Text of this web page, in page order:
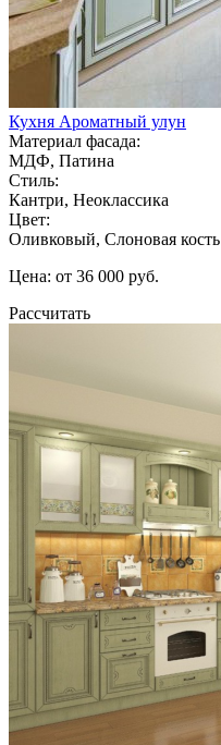
Кухня Ароматный улун
Материал фасада:
МДФ, Патина
Стиль:
Кантри, Неоклассика
Цвет:
Оливковый, Слоновая кость
Цена: от 36 000 руб.
Рассчитать